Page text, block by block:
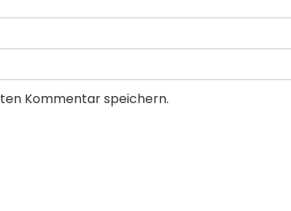
Kommentar speichern.